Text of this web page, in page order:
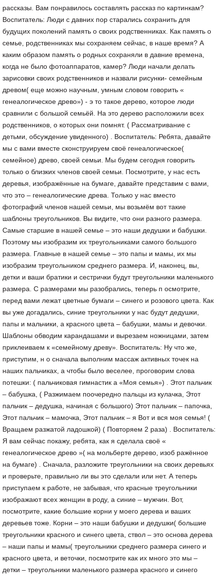
рассказы. Вам понравилось составлять рассказ по картинкам?
Воспитатель: Люди с давних пор старались сохранить для
будущих поколений память о своих родственниках. Как память о
семье, родственниках мы сохраняем сейчас, в наше время? А
каким образом память о родных сохраняли в давние времена,
когда не было фотоаппаратов, камер? Люди начали делать
зарисовки своих родственников и назвали рисунки- семейным
древом( еще можно научным, умным словом говорить «
генеалогическое древо») - э то такое дерево, которое люди
сравнили с большой семьёй. На это дерево расположили всех
родственников, о которых они помнят. ( Рассматривание с
детьми, обсуждение увиденного) . Воспитатель: Ребята, давайте
мы с вами вместе сконструируем своё генеалогическое(
семейное) древо, своей семьи. Мы будем сегодня говорить
только о близких членов своей семьи. Посмотрите, у нас есть
деревья, изображённые на бумаге, давайте представим с вами,
что это – генеалогические древа. Только у нас вместо
фотографий членов нашей семьи, мы возьмём вот такие
шаблоны треугольников. Вы видите, что они разного размера.
Самые старшие в нашей семье – это наши дедушки и бабушки.
Поэтому мы изобразим их треугольниками самого большого
размера. Главные в нашей семье – это папы и мамы, их мы
изобразим треугольником среднего размера. И, наконец, вы,
детки и ваши братики и сестрички будут треугольники маленького
размера. С размерами мы разобрались, теперь п осмотрите,
перед вами лежат цветные бумаги – синего и розового цвета. Как
вы уже догадались, синие треугольники у нас будут дедушки,
папы и мальчики, а красного цвета – бабушки, мамы и девочки.
Шаблоны обводим карандашами и вырезаем ножницами, затем
приклеиваем к «семейному древу». Воспитатель: Ну что же,
приступим, н о сначала выполним массаж активных точек на
наших пальчиках, а чтобы было веселее, проговорим слова
потешки: ( пальчиковая гимнастик а «Моя семья») . Этот пальчик
– бабушка, ( Разжимаем поочередно пальцы из кулачка, Этот
пальчик – дедушка, начиная с большого) Этот пальчик – папочка,
Этот пальчик – мамочка, Этот пальчик – я Вот и вся моя семья! (
Вращаем разжатой ладошкой) ( Повторяем 2 раза) . Воспитатель:
Я вам сейчас покажу, ребята, как я сделала своё «
генеалогическое древо »( на мольберте дерево, изоб ражённое
на бумаге) . Сначала, разложите треугольники на своих деревьях
и проверьте, правильно ли вы это сделали или нет. А теперь
приступаем к работе, не забывая, что красные треугольники
изображают всех женщин в роду, а синие – мужчин. Вот,
посмотрите, какие большие корни у моего дерева и ваших
деревьев тоже. Корни – это наши бабушки и дедушки( большие
треугольники красного и синего цвета, ствол – это основа дерева
– наши папы и мамы( треугольники среднего размера синего и
красного цвета, и веточки, посмотрите как их много это мы –
детки – треугольники маленького размера красного и синего